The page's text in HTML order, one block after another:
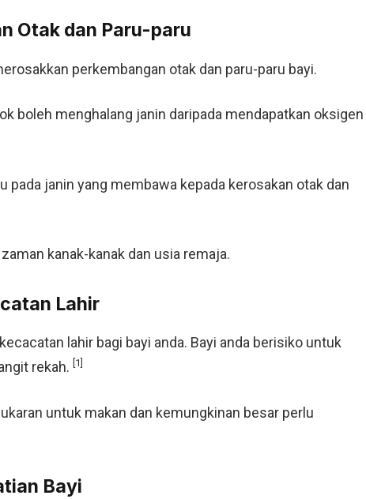
Otak dan Paru-paru
perkembangan otak dan paru-paru bayi.
boleh menghalang janin daripada mendapatkan oksigen
pada janin yang membawa kepada kerosakan otak dan
kanak-kanak dan usia remaja.
Lahir
lahir bagi bayi anda. Bayi anda berisiko untuk
rekah. [1]
untuk makan dan kemungkinan besar perlu
Bayi